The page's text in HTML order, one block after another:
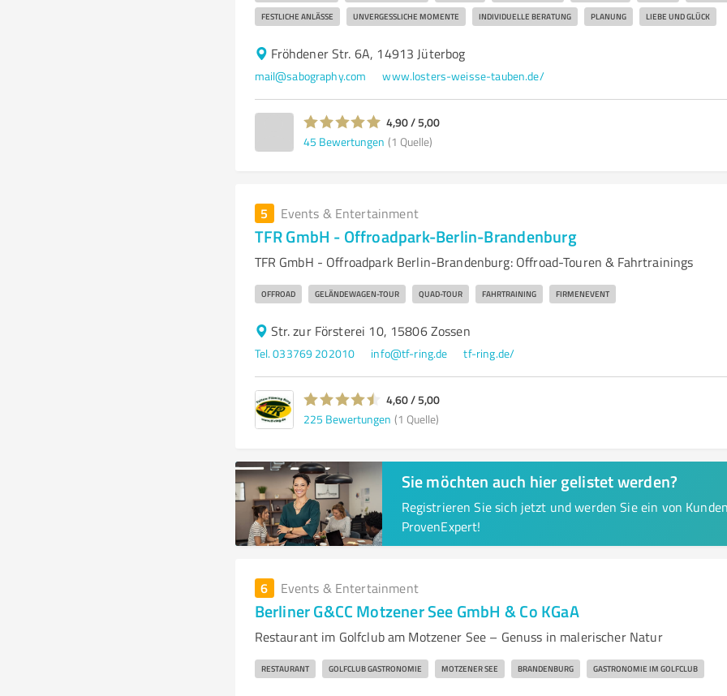
FESTLICHE ANLÄSSE UNVERGESSLICHE MOMENTE INDIVIDUELLE BERATUNG PLANUNG LIEBE UND GLÜCK
Fröhdener Str. 6A, 14913 Jüterbog
mail@sabography.com www.losters-weisse-tauben.de/
4,90 / 5,00
45 Bewertungen (1 Quelle)
5 Events & Entertainment
TFR GmbH - Offroadpark-Berlin-Brandenburg
TFR GmbH - Offroadpark Berlin-Brandenburg: Offroad-Touren & Fahrtrainings
OFFROAD GELÄNDEWAGEN-TOUR QUAD-TOUR FAHRTRAINING FIRMENEVENT
Str. zur Försterei 10, 15806 Zossen
Tel. 033769 202010 info@tf-ring.de tf-ring.de/
4,60 / 5,00
225 Bewertungen (1 Quelle)
Sie möchten auch hier gelistet werden?
Registrieren Sie sich jetzt und werden Sie ein von
ProvenExpert!
6 Events & Entertainment
Berliner G&CC Motzener See GmbH & Co KGaA
Restaurant im Golfclub am Motzener See – Genuss in malerischer Natur
RESTAURANT GOLFCLUB GASTRONOMIE MOTZENER SEE BRANDENBURG GASTRONOMIE IM GOLFCLUB